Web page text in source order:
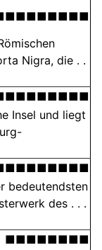
Nigra, die . .
Insel und liegt
bedeutendsten
des . . .
■■■■■■■■